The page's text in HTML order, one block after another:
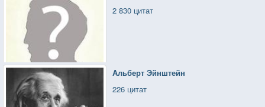
2 830 цитат
Альберт Эйнштейн
226 цитат